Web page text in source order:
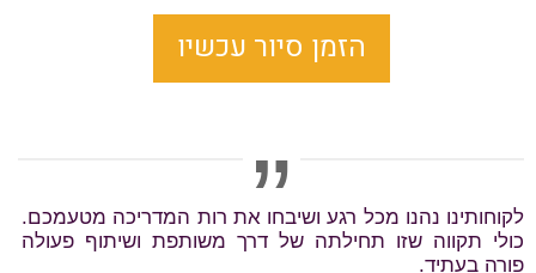
הזמן סיור עכשיו